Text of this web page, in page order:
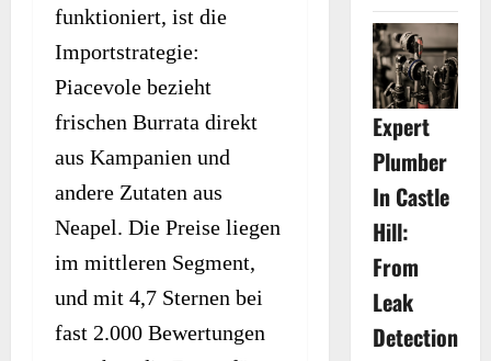
funktioniert, ist die
Importstrategie:
Piacevole bezieht
frischen Burrata direkt
aus Kampanien und
andere Zutaten aus
Neapel. Die Preise liegen
im mittleren Segment,
und mit 4,7 Sternen bei
fast 2.000 Bewertungen
Expert
Plumber
In Castle
Hill:
From
Leak
Detection